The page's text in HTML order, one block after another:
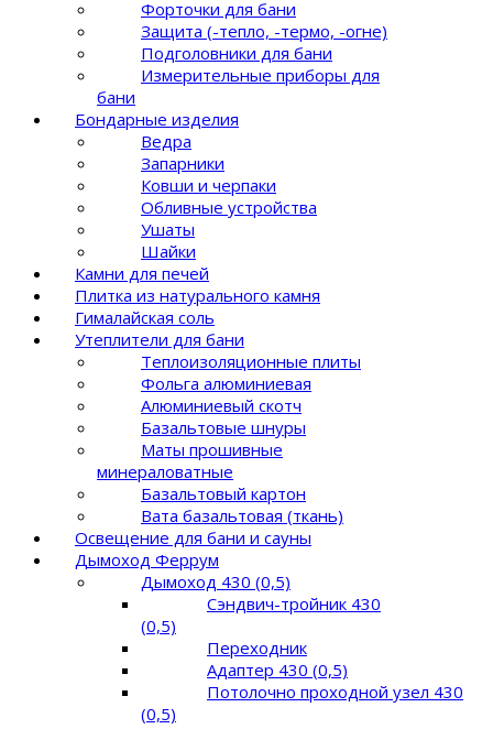
Форточки для бани
Защита (-тепло, -термо, -огне)
Подголовники для бани
Измерительные приборы для
бани
Бондарные изделия
Ведра
Запарники
Ковши и черпаки
Обливные устройства
Ушаты
Шайки
Камни для печей
Плитка из натурального камня
Гималайская соль
Утеплители для бани
Теплоизоляционные плиты
Фольга алюминиевая
Алюминиевый скотч
Базальтовые шнуры
Маты прошивные
минераловатные
Базальтовый картон
Вата базальтовая (ткань)
Освещение для бани и сауны
Дымоход Феррум
Дымоход 430 (0,5)
Сэндвич-тройник 430
(0,5)
Переходник
Адаптер 430 (0,5)
Потолочно проходной узел 430
(0,5)